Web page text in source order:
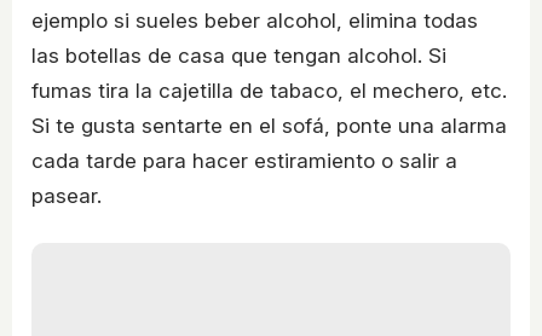
ejemplo si sueles beber alcohol, elimina todas
las botellas de casa que tengan alcohol. Si
fumas tira la cajetilla de tabaco, el mechero, etc.
Si te gusta sentarte en el sofá, ponte una alarma
cada tarde para hacer estiramiento o salir a
pasear.